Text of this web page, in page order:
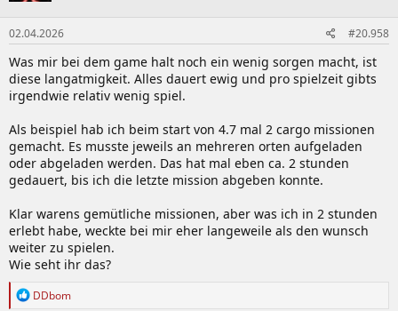
o
n
e
n
:
02.04.2026 #20.958
Was mir bei dem game halt noch ein wenig sorgen macht, ist
diese langatmigkeit. Alles dauert ewig und pro spielzeit gibts
irgendwie relativ wenig spiel.
Als beispiel hab ich beim start von 4.7 mal 2 cargo missionen
gemacht. Es musste jeweils an mehreren orten aufgeladen
oder abgeladen werden. Das hat mal eben ca. 2 stunden
gedauert, bis ich die letzte mission abgeben konnte.
Klar warens gemütliche missionen, aber was ich in 2 stunden
erlebt habe, weckte bei mir eher langeweile als den wunsch
weiter zu spielen.
Wie seht ihr das?
R
DDbom